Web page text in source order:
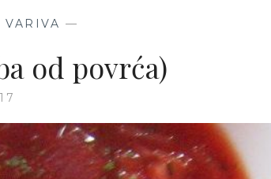
VARIVA —
od povrća)